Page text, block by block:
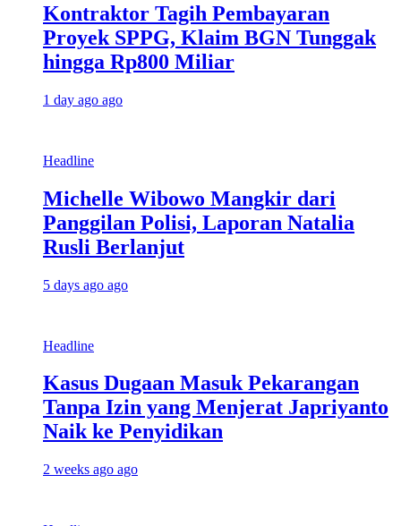
Kontraktor Tagih Pembayaran
Proyek SPPG, Klaim BGN Tunggak
hingga Rp800 Miliar
1 day ago ago
Headline
Michelle Wibowo Mangkir dari
Panggilan Polisi, Laporan Natalia
Rusli Berlanjut
5 days ago ago
Headline
Kasus Dugaan Masuk Pekarangan
Tanpa Izin yang Menjerat Japriyanto
Naik ke Penyidikan
2 weeks ago ago